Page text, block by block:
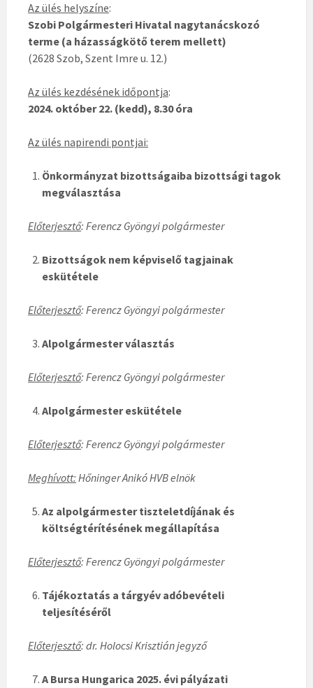
Az ülés helyszíne:
Szobi Polgármesteri Hivatal nagytanácskozó
terme (a házasságkötő terem mellett)
(2628 Szob, Szent Imre u. 12.)
Az ülés kezdésének időpontja:
2024. október 22. (kedd), 8.30 óra
Az ülés napirendi pontjai:
Önkormányzat bizottságaiba bizottsági tagok
megválasztása
Előterjesztő: Ferencz Gyöngyi polgármester
Bizottságok nem képviselő tagjainak
eskütétele
Előterjesztő: Ferencz Gyöngyi polgármester
Alpolgármester választás
Előterjesztő: Ferencz Gyöngyi polgármester
Alpolgármester eskütétele
Előterjesztő: Ferencz Gyöngyi polgármester
Meghívott: Hőninger Anikó HVB elnök
Az alpolgármester tiszteletdíjának és
költségtérítésének megállapítása
Előterjesztő: Ferencz Gyöngyi polgármester
Tájékoztatás a tárgyév adóbevételi
teljesítéséről
Előterjesztő: dr. Holocsi Krisztián jegyző
A Bursa Hungarica 2025. évi pályázati